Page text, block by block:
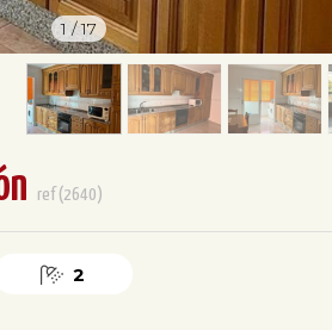
1 /17
ref(2640)
2